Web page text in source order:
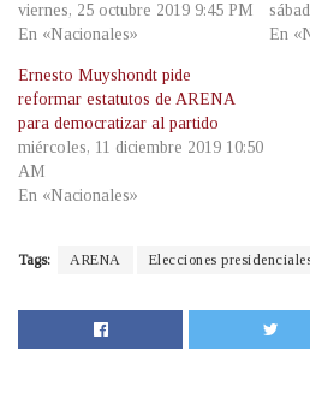
viernes, 25 octubre 2019 9:45 PM
En «Nacionales»
En
Ernesto Muyshondt pide
reformar estatutos de ARENA
para democratizar al partido
miércoles, 11 diciembre 2019 10:50
AM
En «Nacionales»
Tags: ARENA Elecciones